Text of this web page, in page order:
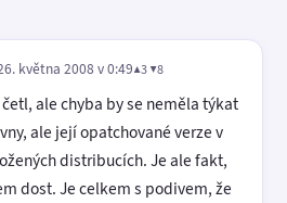
května 2008 v 0:49▲3 ▼8
ale chyba by se neměla týkat
ale její opatchované verze v
distribucích. Je ale fakt,
dost. Je celkem s podivem, že